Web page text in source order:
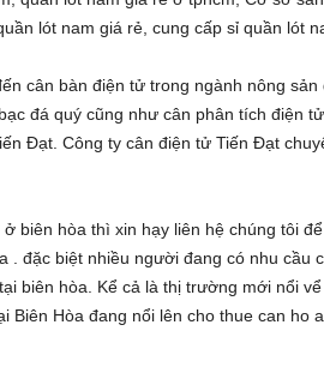
lót nam giá rẻ,cung cấp sỉ quần lót
cân bàn điện tử trong ngành nông
đá quý cũng nhưcân phân tích điện tử
Đạt. Công tycân điện tử Tiến Đạt
ở biên hòa thì xin hạy liên hệ chúng tôi
. đặc biệt nhiều người đang có nhu cầu
biên hòa. Kể cả là thị trường mới nổi
Biên Hòa đang nổi lêncho thue can ho